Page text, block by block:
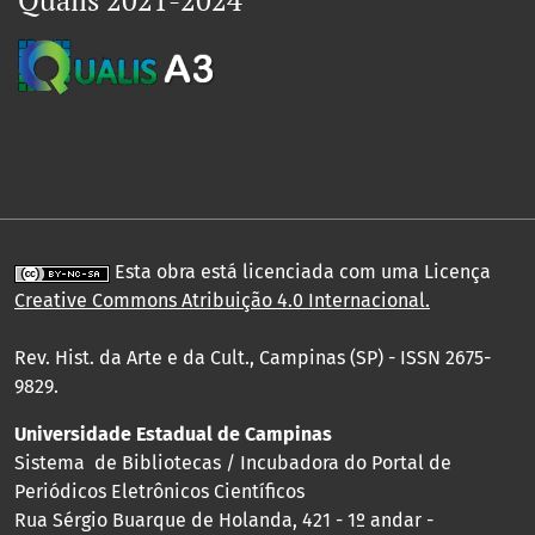
Esta obra está licenciada com uma Licença
Creative Commons Atribuição 4.0 Internacional.
Rev. Hist. da Arte e da Cult., Campinas (SP) - ISSN 2675-
9829.
Universidade Estadual de Campinas
Sistema de Bibliotecas / Incubadora do Portal de
Periódicos Eletrônicos Científicos
Rua Sérgio Buarque de Holanda, 421 - 1º andar -